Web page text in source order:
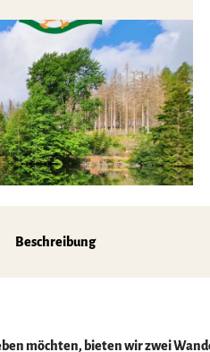
Beschreibung
möchten, bieten wir zwei